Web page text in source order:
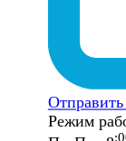
Отправить
Режим